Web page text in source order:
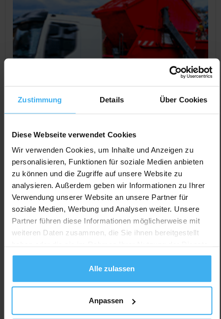
Zustimmung Details Über Cookies
Diese Webseite verwendet Cookies
Wir verwenden Cookies, um Inhalte und Anzeigen zu
personalisieren, Funktionen für soziale Medien anbieten
zu können und die Zugriffe auf unsere Website zu
analysieren. Außerdem geben wir Informationen zu Ihrer
Verwendung unserer Website an unsere Partner für
soziale Medien, Werbung und Analysen weiter. Unsere
Partner führen diese Informationen möglicherweise mit
weiteren Daten zusammen, die Sie ihnen bereitgestellt
gesammelt haben.
Alle zulassen
Anpassen
CONTAINERDIENST
Marquardt Container
Noch keine Bewertung
Hinteres Öschle 5, 78604 Rietheim-Weilheim (Weilheim),
Deutschland
Auf Karte Anzeigen